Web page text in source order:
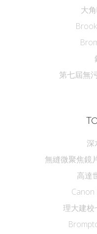
大
第七屆無
深
無縫微聚焦鏡
高達
理大建校